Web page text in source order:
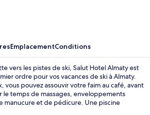
EmplacementConditions
vers les pistes de ski, Salut Hotel Almaty est
ordre pour vos vacances de ski à Almaty.
vous pouvez assouvir votre faim au café, avant
le temps de massages, enveloppements
manucure et de pédicure. Une piscine